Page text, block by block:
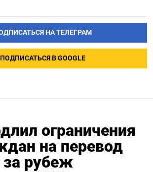
НА ТЕЛЕГРАМ
ПОДПИСАТЬСЯ В GOOGLE
ограничения
на перевод
за рубеж